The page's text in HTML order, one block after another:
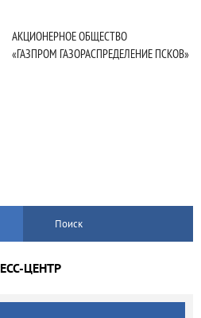
АКЦИОНЕРНОЕ ОБЩЕСТВО
«ГАЗПРОМ ГАЗОРАСПРЕДЕЛЕНИЕ ПСКОВ»
Поиск
ЦЕНТР